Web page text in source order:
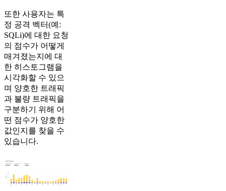
또한 사용자는 특
정 공격 벡터(예:
SQLi)에 대한 요청
의 점수가 어떻게
매겨졌는지에 대
한 히스토그램을
시각화할 수 있으
며 양호한 트래픽
과 불량 트래픽을
구분하기 위해 어
떤 점수가 양호한
값인지를 찾을 수
있습니다.